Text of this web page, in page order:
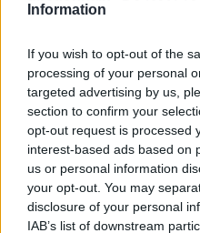
Information
If you wish to opt-out of the
processing of your personal
targeted advertising by us,
section to confirm your
opt-out request is processed
interest-based ads based on
us or personal information
your opt-out. You may
disclosure of your personal
IAB’s list of downstream